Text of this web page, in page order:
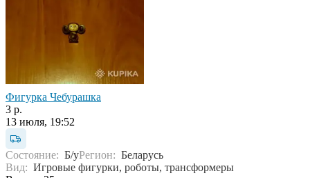
Фигурка Чебурашка
3 р.
13 июля, 19:52
Состояние: Б/уРегион: Беларусь
Вид: Игровые фигурки, роботы, трансформеры